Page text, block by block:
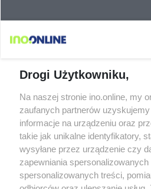
Drogi Użytkowniku,
Na naszej stronie ino.online, my
zaufanych partnerów
informacje na urządzeniu oraz
takie jak unikalne identyfikatory,
wysyłane przez urządzenie czy
zapewniania
spersonalizowanych treści,